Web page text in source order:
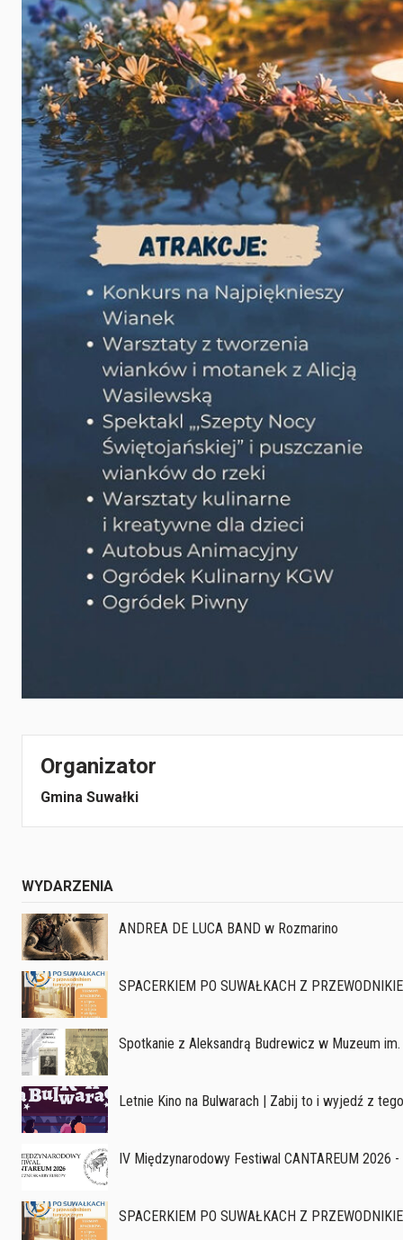
Organizator
Gmina Suwałki
WYDARZENIA
ANDREA DE LUCA BAND w Rozmarino
SPACERKIEM PO SUWAŁKACH Z
Spotkanie z Aleksandrą Budrewicz w Muzeum
Letnie Kino na Bulwarach | Zabij to i wyjedź z
IV Międzynarodowy Festiwal CANTAREUM 2026
SPACERKIEM PO SUWAŁKACH Z